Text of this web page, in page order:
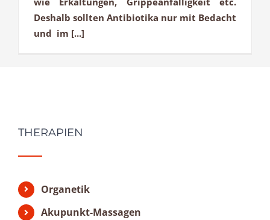
Deshalb sollten Antibiotika nur mit Bedacht
und im [...]
THERAPIEN
Organetik
Akupunkt-Massagen